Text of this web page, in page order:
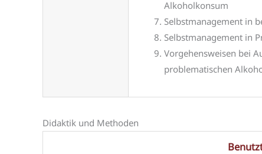
Alkoholkonsum
Selbstmanagement in
Selbstmanagement in
Vorgehensweisen bei
problematischen
Didaktik und Methoden